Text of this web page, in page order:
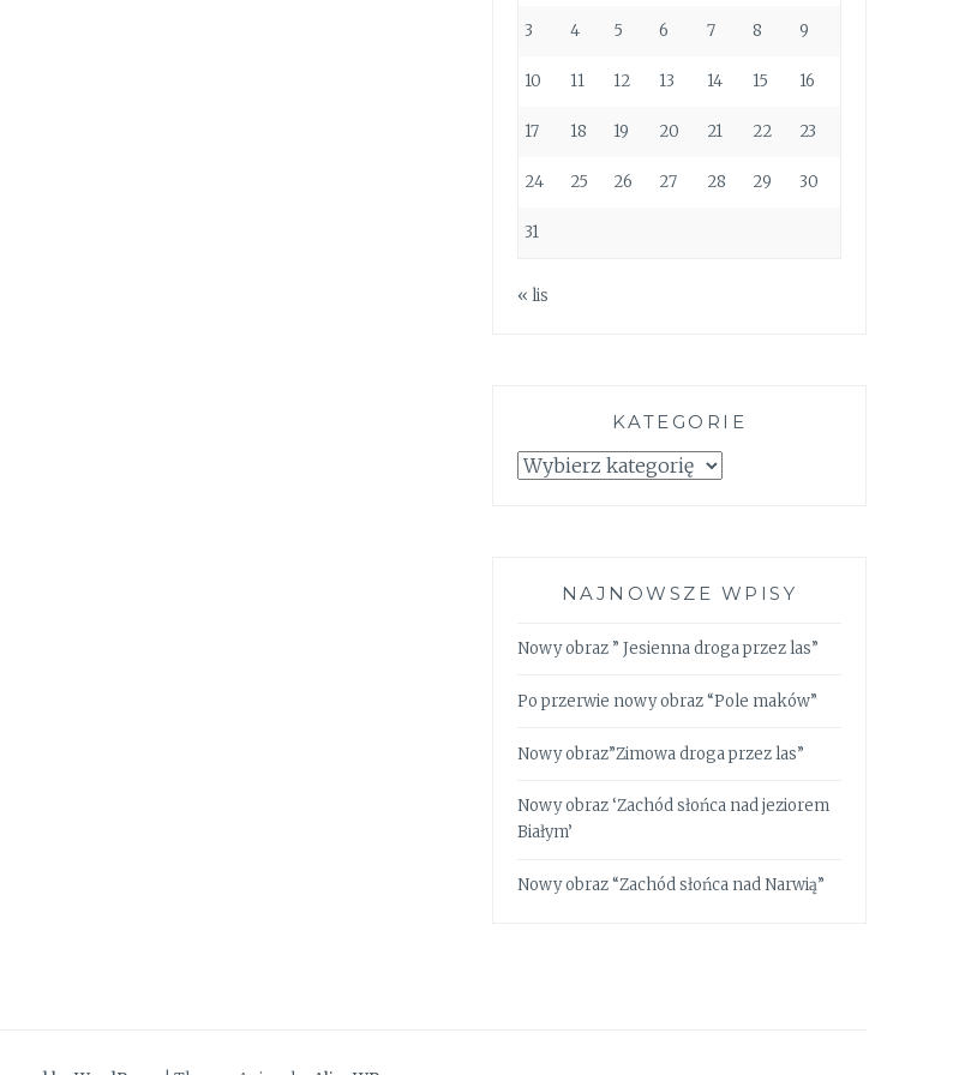
3 4 5 6 7 8 9
10 11 12 13 14 15 16
17 18 19 20 21 22 23
24 25 26 27 28 29 30
31
« lis
KATEGORIE
Kategorie
NAJNOWSZE WPISY
Nowy obraz ” Jesienna droga przez las”
Po przerwie nowy obraz “Pole maków”
Nowy obraz”Zimowa droga przez las”
Nowy obraz ‘Zachód słońca nad jeziorem
Białym’
Nowy obraz “Zachód słońca nad Narwią”